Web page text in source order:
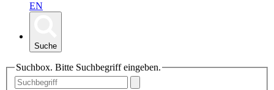
EN
Suche
Suchbox. Bitte Suchbegriff eingeben.